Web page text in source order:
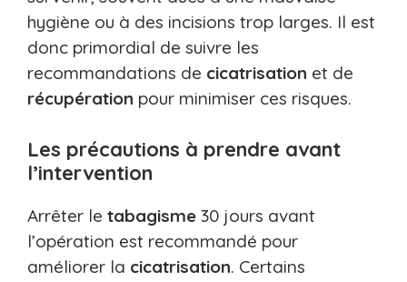
hygiène ou à des incisions trop larges. Il est
donc primordial de suivre les
recommandations de cicatrisation et de
récupération pour minimiser ces risques.
Les précautions à prendre avant
l’intervention
Arrêter le tabagisme 30 jours avant
l’opération est recommandé pour
améliorer la cicatrisation. Certains